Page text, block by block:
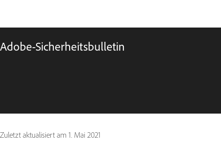
Adobe-Sicherheitsbulletin
Zuletzt aktualisiert am 1. Mai 2021